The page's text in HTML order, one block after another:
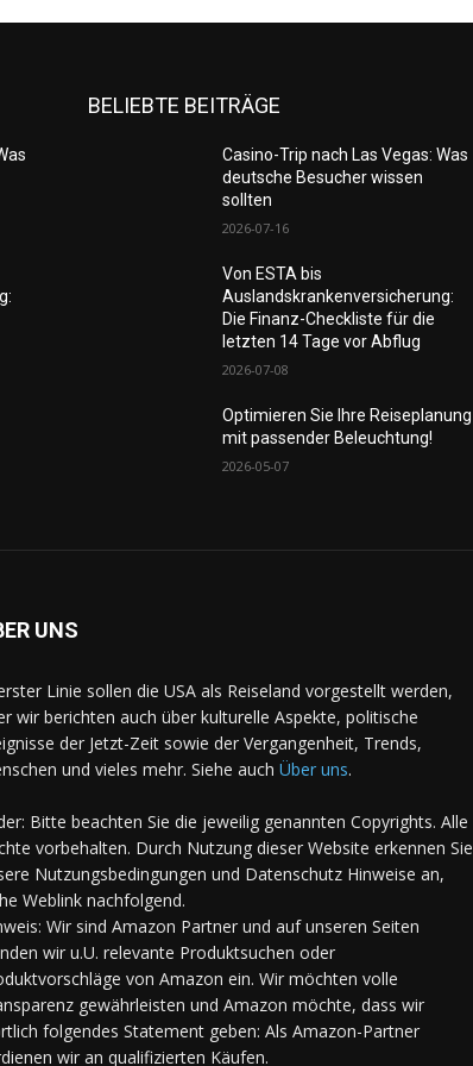
BELIEBTE BEITRÄGE
Casino-Trip nach Las Vegas: Was
deutsche Besucher wissen
sollten
2026-07-16
Von ESTA bis
Auslandskrankenversicherung:
Die Finanz-Checkliste für die
letzten 14 Tage vor Abflug
2026-07-08
Optimieren Sie Ihre Reiseplanung
mit passender Beleuchtung!
2026-05-07
UNS
Linie sollen die USA als Reiseland vorgestellt werden,
wir berichten auch über kulturelle Aspekte, politische
der Jetzt-Zeit sowie der Vergangenheit, Trends,
und vieles mehr. Siehe auch Über uns.
Bitte beachten Sie die jeweilig genannten Copyrights. Alle
vorbehalten. Durch Nutzung dieser Website erkennen Sie
Nutzungsbedingungen und Datenschutz Hinweise an,
Weblink nachfolgend.
Wir sind Amazon Partner und auf unseren Seiten
wir u.U. relevante Produktsuchen oder
von Amazon ein. Wir möchten volle
gewährleisten und Amazon möchte, dass wir
folgendes Statement geben: Als Amazon-Partner
wir an qualifizierten Käufen.